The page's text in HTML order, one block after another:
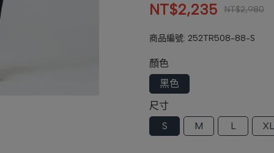
NT$2,235 NT$2,980
商品編號: 252TR508-88-S
顏色
黑色
尺寸
S
M L XL